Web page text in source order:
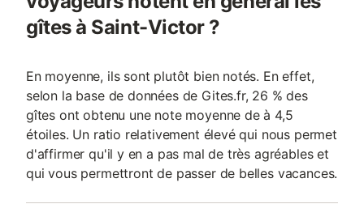
gîtes à Saint-Victor ?
En moyenne, ils sont plutôt bien notés. En effet,
selon la base de données de Gites.fr, 26 % des
gîtes ont obtenu une note moyenne de à 4,5
étoiles. Un ratio relativement élevé qui nous permet
d'affirmer qu'il y en a pas mal de très agréables et
qui vous permettront de passer de belles vacances.